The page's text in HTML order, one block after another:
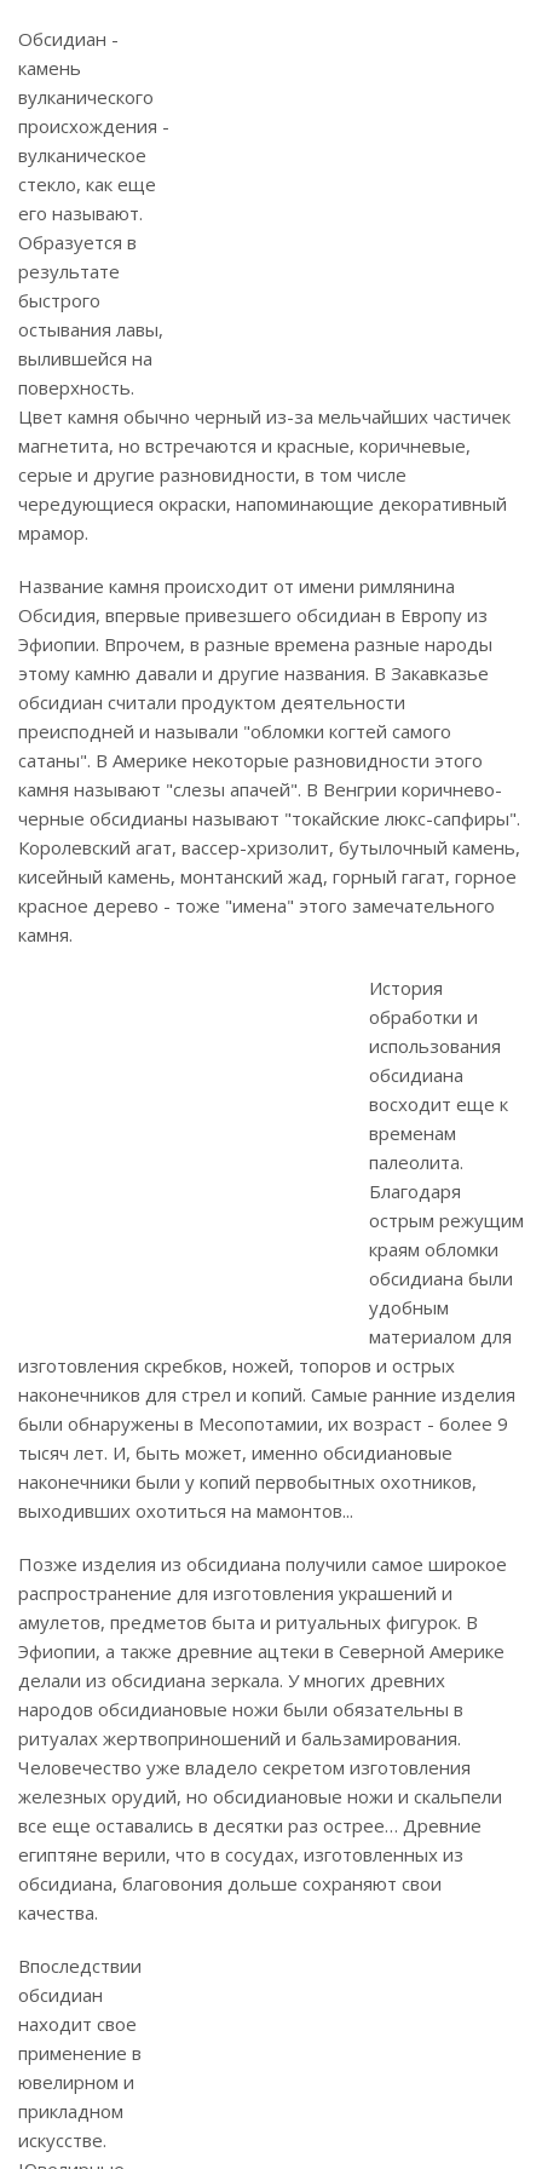
Обсидиан -
камень
вулканического
происхождения -
вулканическое
стекло, как еще
его называют.
Образуется в
результате
быстрого
остывания лавы,
вылившейся на
поверхность.
Цвет камня обычно черный из-за мельчайших частичек
магнетита, но встречаются и красные, коричневые,
серые и другие разновидности, в том числе
чередующиеся окраски, напоминающие декоративный
мрамор.
Название камня происходит от имени римлянина
Обсидия, впервые привезшего обсидиан в Европу из
Эфиопии. Впрочем, в разные времена разные народы
этому камню давали и другие названия. В Закавказье
обсидиан считали продуктом деятельности
преисподней и называли "обломки когтей самого
сатаны". В Америке некоторые разновидности этого
камня называют "слезы апачей". В Венгрии коричнево-
черные обсидианы называют "токайские люкс-сапфиры".
Королевский агат, вассер-хризолит, бутылочный камень,
кисейный камень, монтанский жад, горный гагат, горное
красное дерево - тоже "имена" этого замечательного
камня.
История
обработки и
использования
обсидиана
восходит еще к
временам
палеолита.
Благодаря
острым режущим
краям обломки
обсидиана были
удобным
материалом для
изготовления скребков, ножей, топоров и острых
наконечников для стрел и копий. Самые ранние изделия
были обнаружены в Месопотамии, их возраст - более 9
тысяч лет. И, быть может, именно обсидиановые
наконечники были у копий первобытных охотников,
выходивших охотиться на мамонтов...
Позже изделия из обсидиана получили самое широкое
распространение для изготовления украшений и
амулетов, предметов быта и ритуальных фигурок. В
Эфиопии, а также древние ацтеки в Северной Америке
делали из обсидиана зеркала. У многих древних
народов обсидиановые ножи были обязательны в
ритуалах жертвоприношений и бальзамирования.
Человечество уже владело секретом изготовления
железных орудий, но обсидиановые ножи и скальпели
все еще оставались в десятки раз острее… Древние
египтяне верили, что в сосудах, изготовленных из
обсидиана, благовония дольше сохраняют свои
качества.
Впоследствии
обсидиан
находит свое
применение в
ювелирном и
прикладном
искусстве.